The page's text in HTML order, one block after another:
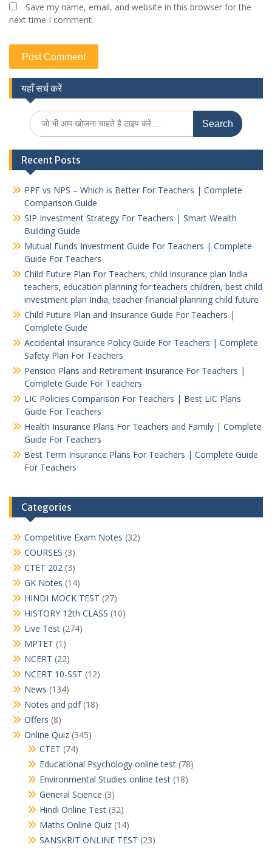
Save my name, email, and website in this browser for the
next time I comment.
यहाँ सर्च करें
Search
for:
Recent Posts
PPF vs NPS – Which is Better For Teachers | Complete
Comparison Guide
SIP Investment Strategy For Teachers | Smart Wealth
Building Guide
Mutual Funds Investment Guide For Teachers | Complete
Guide For Teachers
Child Future Plan For Teachers, child insurance plan India
teachers, education planning for teachers children, best child
investment plan India, teacher financial planning child future
Child Future Plan and Insurance Guide For Teachers |
Complete Guide
Accidental Insurance Policy Guide For Teachers | Complete
Safety Plan For Teachers
Pension Plans and Retirement Insurance For Teachers |
Complete Guide For Teachers
LIC Policies Comparison For Teachers | Best LIC Plans
Guide For Teachers
Health Insurance Plans For Teachers and Family | Complete
Guide For Teachers
Best Term Insurance Plans For Teachers | Complete Guide
For Teachers
Categories
Competitive Exam Notes (32)
COURSES (3)
CTET 202 (3)
GK Notes (14)
HINDI MOCK TEST (27)
HISTORY 12th CLASS (10)
Live Test (274)
MPTET (1)
NCERT (22)
NCERT 10-SST (12)
News (134)
Notes and pdf(18)
Offers (8)
Online Quiz (345)
CTET (74)
Educational Psychology online test (78)
Environmental Studies online test (18)
General Science (3)
Hindi Online Test (32)
Maths Online Quiz (14)
SANSKRIT ONLINE TEST (23)